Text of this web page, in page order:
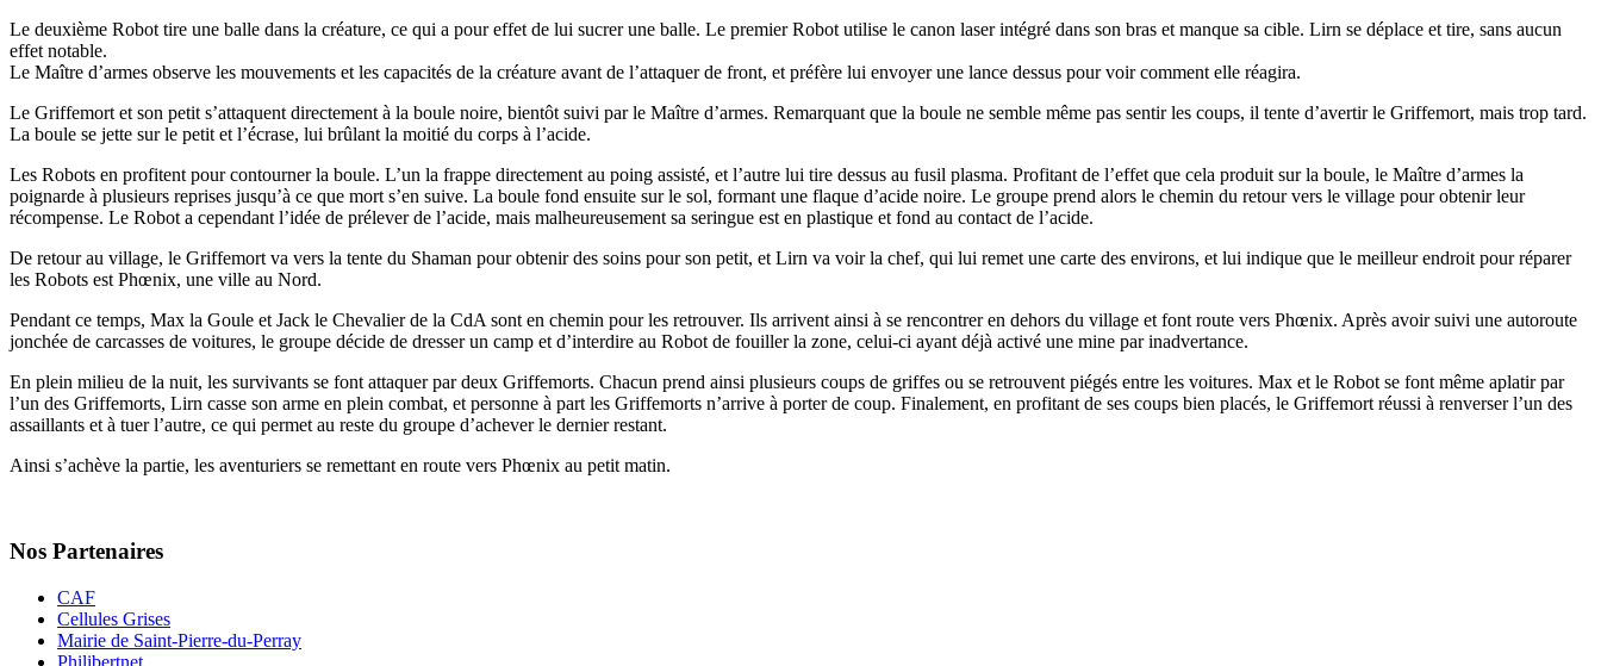
Le deuxième Robot tire une balle dans la créature, ce qui a pour effet de lui sucrer une balle. Le premier Robot utilise le canon laser intégré dans son bras et manque sa cible. Lirn se déplace et tire, sans aucun
effet notable.
Le Maître d’armes observe les mouvements et les capacités de la créature avant de l’attaquer de front, et préfère lui envoyer une lance dessus pour voir comment elle réagira.
Le Griffemort et son petit s’attaquent directement à la boule noire, bientôt suivi par le Maître d’armes. Remarquant que la boule ne semble même pas sentir les coups, il tente d’avertir le Griffemort, mais trop tard.
La boule se jette sur le petit et l’écrase, lui brûlant la moitié du corps à l’acide.
Les Robots en profitent pour contourner la boule. L’un la frappe directement au poing assisté, et l’autre lui tire dessus au fusil plasma. Profitant de l’effet que cela produit sur la boule, le Maître d’armes la
poignarde à plusieurs reprises jusqu’à ce que mort s’en suive. La boule fond ensuite sur le sol, formant une flaque d’acide noire. Le groupe prend alors le chemin du retour vers le village pour obtenir leur
récompense. Le Robot a cependant l’idée de prélever de l’acide, mais malheureusement sa seringue est en plastique et fond au contact de l’acide.
De retour au village, le Griffemort va vers la tente du Shaman pour obtenir des soins pour son petit, et Lirn va voir la chef, qui lui remet une carte des environs, et lui indique que le meilleur endroit pour réparer
les Robots est Phœnix, une ville au Nord.
Pendant ce temps, Max la Goule et Jack le Chevalier de la CdA sont en chemin pour les retrouver. Ils arrivent ainsi à se rencontrer en dehors du village et font route vers Phœnix. Après avoir suivi une autoroute
jonchée de carcasses de voitures, le groupe décide de dresser un camp et d’interdire au Robot de fouiller la zone, celui-ci ayant déjà activé une mine par inadvertance.
En plein milieu de la nuit, les survivants se font attaquer par deux Griffemorts. Chacun prend ainsi plusieurs coups de griffes ou se retrouvent piégés entre les voitures. Max et le Robot se font même aplatir par
l’un des Griffemorts, Lirn casse son arme en plein combat, et personne à part les Griffemorts n’arrive à porter de coup. Finalement, en profitant de ses coups bien placés, le Griffemort réussi à renverser l’un des
assaillants et à tuer l’autre, ce qui permet au reste du groupe d’achever le dernier restant.
Ainsi s’achève la partie, les aventuriers se remettant en route vers Phœnix au petit matin.
Nos Partenaires
CAF
Cellules Grises
Mairie de Saint-Pierre-du-Perray
Philibertnet